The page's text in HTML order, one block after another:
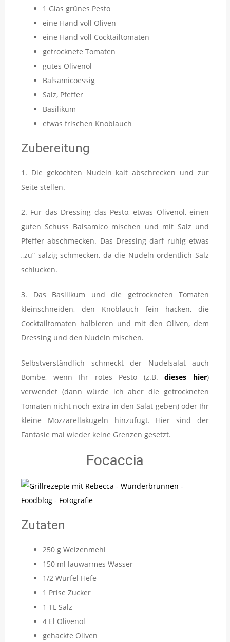
1 Glas grünes Pesto
eine Hand voll Oliven
eine Hand voll Cocktailtomaten
getrocknete Tomaten
gutes Olivenöl
Balsamicoessig
Salz, Pfeffer
Basilikum
etwas frischen Knoblauch
Zubereitung
1. Die gekochten Nudeln kalt abschrecken und zur
Seite stellen.
2. Für das Dressing das Pesto, etwas Olivenöl, einen
guten Schuss Balsamico mischen und mit Salz und
Pfeffer abschmecken. Das Dressing darf ruhig etwas
„zu“ salzig schmecken, da die Nudeln ordentlich Salz
schlucken.
3. Das Basilikum und die getrockneten Tomaten
kleinschneiden, den Knoblauch fein hacken, die
Cocktailtomaten halbieren und mit den Oliven, dem
Dressing und den Nudeln mischen.
Selbstverständlich schmeckt der Nudelsalat auch
Bombe, wenn Ihr rotes Pesto (z.B.dieses hier)
verwendet (dann würde ich aber die getrockneten
Tomaten nicht noch extra in den Salat geben) oder Ihr
kleine Mozzarellakugeln hinzufügt. Hier sind der
Fantasie mal wieder keine Grenzen gesetzt.
Focaccia
Zutaten
250 g Weizenmehl
150 ml lauwarmes Wasser
1/2 Würfel Hefe
1 Prise Zucker
1 TL Salz
4 El Olivenöl
gehackte Oliven